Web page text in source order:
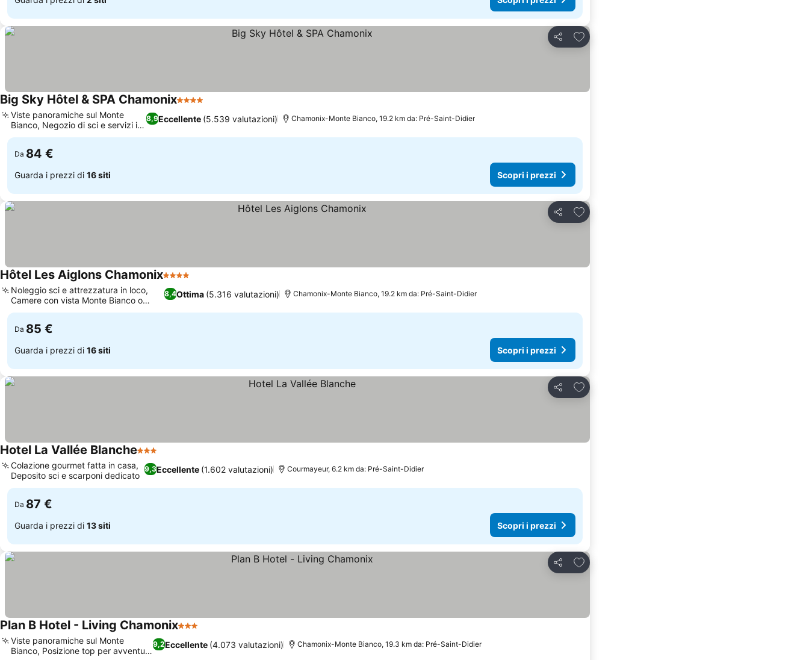
Condividi
Aggiungi ai preferiti
Big Sky Hôtel & SPA Chamonix4 Stelle
8,9Eccellente (5.539 valutazioni)
Viste panoramiche sul Monte
Bianco, Negozio di sci e servizi in
loco
Chamonix-Monte Bianco, 19.2 km da: Pré-Saint-Didier
Da 84 €
Guarda i prezzi di 16 siti Scopri i prezzi
Condividi
Aggiungi ai preferiti
Hôtel Les Aiglons Chamonix4 Stelle
8,4Ottima (5.316 valutazioni)
Noleggio sci e attrezzatura in loco,
Camere con vista Monte Bianco o
Aiguille
Chamonix-Monte Bianco, 19.2 km da: Pré-Saint-Didier
Da 85 €
Guarda i prezzi di 16 siti Scopri i prezzi
Condividi
Aggiungi ai preferiti
Hotel La Vallée Blanche3 Stelle
9,3Eccellente (1.602 valutazioni)
Colazione gourmet fatta in casa,
Deposito sci e scarponi dedicato
Courmayeur, 6.2 km da: Pré-Saint-Didier
Da 87 €
Guarda i prezzi di 13 siti Scopri i prezzi
Condividi
Aggiungi ai preferiti
Plan B Hotel - Living Chamonix3 Stelle
9,2Eccellente (4.073 valutazioni)
Viste panoramiche sul Monte
Bianco, Posizione top per avventure
Chamonix-Monte Bianco, 19.3 km da: Pré-Saint-Didier